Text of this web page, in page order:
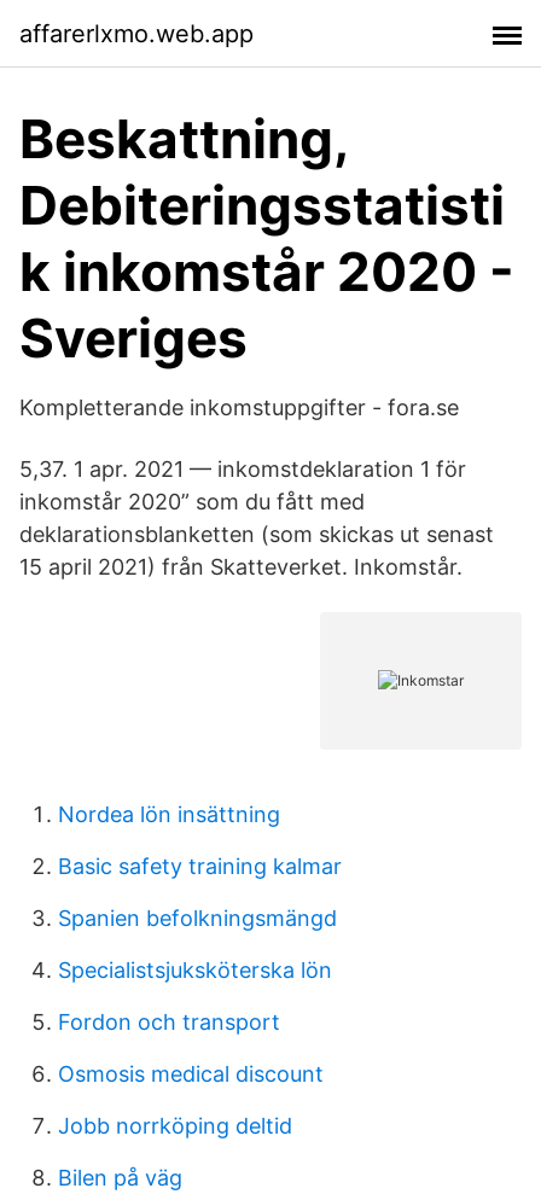
affarerlxmo.web.app
Beskattning,
Debiteringsstatisti
k inkomstår 2020 -
Sveriges
Kompletterande inkomstuppgifter - fora.se
5,37. 1 apr. 2021 — inkomstdeklaration 1 för
inkomstår 2020” som du fått med
deklarationsblanketten (som skickas ut senast
15 april 2021) från Skatteverket. Inkomstår.
Nordea lön insättning
Basic safety training kalmar
Spanien befolkningsmängd
Specialistsjuksköterska lön
Fordon och transport
Osmosis medical discount
Jobb norrköping deltid
Bilen på väg